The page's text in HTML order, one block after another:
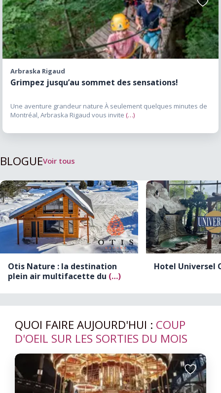
variété d’expériences qui surprennent souvent
les visiteurs. Que vous soyez amateur de plein
air, passionné d’histoire, épicurien ou
simplement à la recherche d’une escapade
près de Montréal, cette région mérite une
place de choix sur votre liste des destinations à
explorer au Québec.
aux
favoris
Arbraska Rigaud
Grimpez jusqu’au sommet des sensations!
Une aventure grandeur nature À seulement quelques minutes de
Montréal, Arbraska Rigaud vous invite (…)
BLOGUEVoir tous
Otis Nature : la destination
plein air multifacette du (…)
Hotel Universel
QUOI FAIRE AUJOURD'HUI : COUP
D'OEIL SUR LES SORTIES DU MOIS
Ajouter
aux
favoris